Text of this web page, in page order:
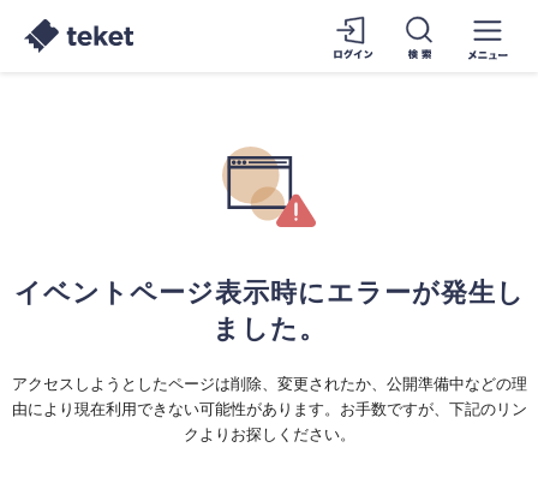
イベントページ表示時にエラーが発生し
ました。
アクセスしようとしたページは削除、変更されたか、公開準備中などの理
由により現在利用できない可能性があります。お手数ですが、下記のリン
クよりお探しください。